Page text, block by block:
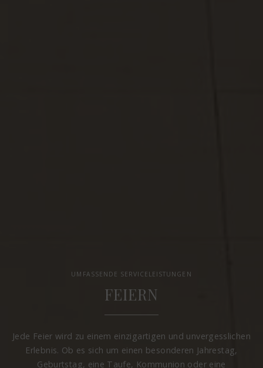
UMFASSENDE SERVICELEISTUNGEN
FEIERN
Jede Feier wird zu einem einzigartigen und unvergesslichen
Erlebnis. Ob es sich um einen besonderen Jahrestag,
Geburtstag, eine Taufe, Kommunion oder eine